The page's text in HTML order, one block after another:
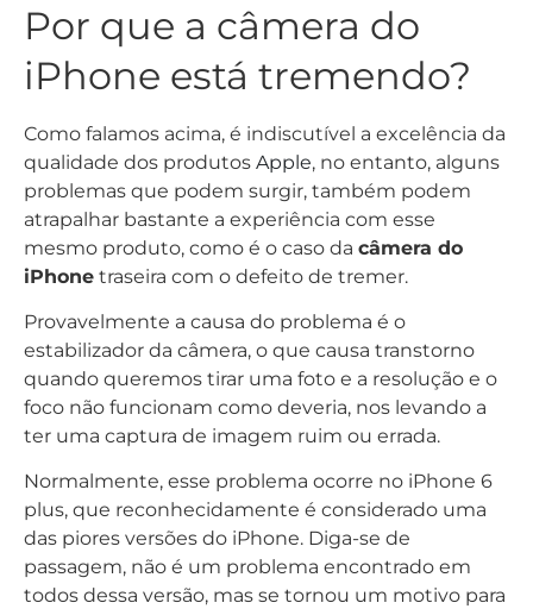
Por que a câmera do
iPhone está tremendo?
Como falamos acima, é indiscutível a excelência da
qualidade dos produtos Apple, no entanto, alguns
problemas que podem surgir, também podem
atrapalhar bastante a experiência com esse
mesmo produto, como é o caso da câmera do
iPhone traseira com o defeito de tremer.
Provavelmente a causa do problema é o
estabilizador da câmera, o que causa transtorno
quando queremos tirar uma foto e a resolução e o
foco não funcionam como deveria, nos levando a
ter uma captura de imagem ruim ou errada.
Normalmente, esse problema ocorre no iPhone 6
plus, que reconhecidamente é considerado uma
das piores versões do iPhone. Diga-se de
passagem, não é um problema encontrado em
todos dessa versão, mas se tornou um motivo para